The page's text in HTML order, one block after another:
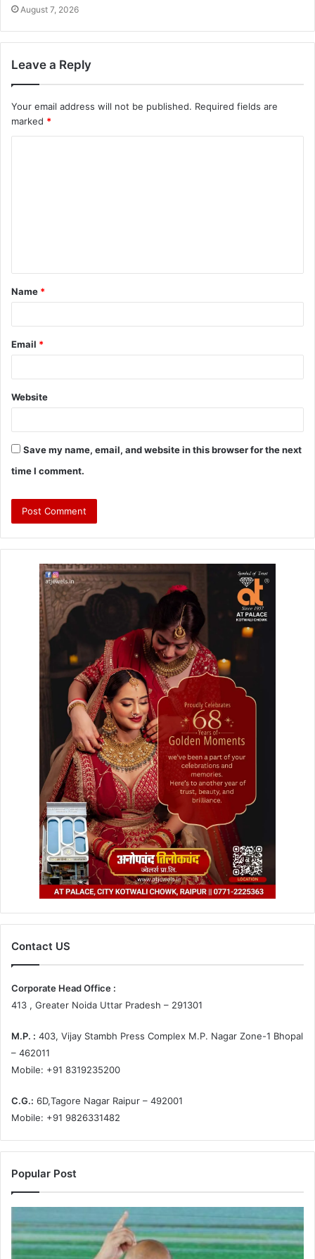
August 7, 2026
Leave a Reply
Your email address will not be published. Required fields are
marked *
Name *
Email *
Website
Save my name, email, and website in this browser for the next
time I comment.
Contact US
Corporate Head Office :
413 , Greater Noida Uttar Pradesh – 291301
M.P. : 403, Vijay Stambh Press Complex M.P. Nagar Zone-1 Bhopal
– 462011
Mobile: +91 8319235200
C.G.: 6D,Tagore Nagar Raipur – 492001
Mobile: +91 9826331482
Popular Post